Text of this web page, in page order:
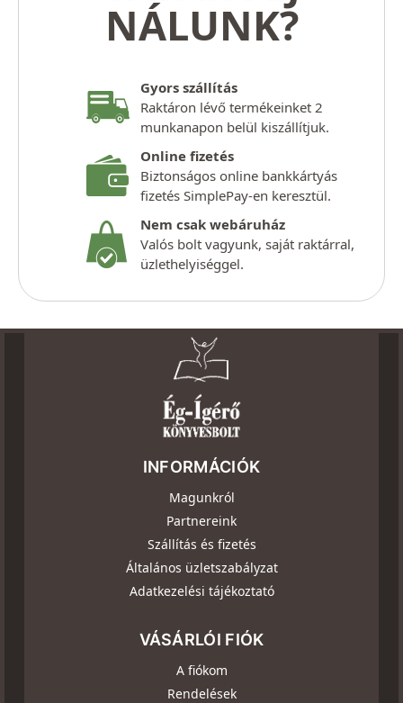
NÁLUNK?
Gyors szállítás
Raktáron lévő termékeinket 2
munkanapon belül kiszállítjuk.
Online fizetés
Biztonságos online bankkártyás
fizetés SimplePay-en keresztül.
Nem csak webáruház
Valós bolt vagyunk, saját raktárral,
üzlethelyiséggel.
INFORMÁCIÓK
Magunkról
Partnereink
Szállítás és fizetés
Általános üzletszabályzat
Adatkezelési tájékoztató
VÁSÁRLÓI FIÓK
A fiókom
Rendelések